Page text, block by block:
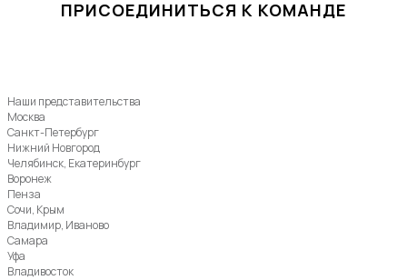
ПРИСОЕДИНИТЬСЯ К КОМАНДЕ
Наши представительства
Москва
Санкт-Петербург
Нижний Новгород
Челябинск, Екатеринбург
Воронеж
Пенза
Сочи, Крым
Владимир, Иваново
Самара
Уфа
Владивосток